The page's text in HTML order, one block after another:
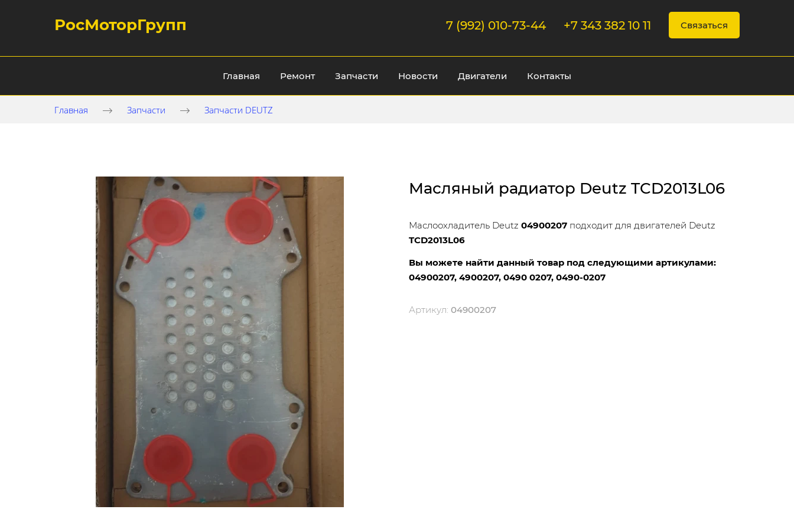
РосМоторГрупп 7 (992) 010-73-44 +7 343 382 10 11 Связаться
Главная Ремонт Запчасти Новости Двигатели Контакты
Главная Запчасти Запчасти DEUTZ
Масляный радиатор Deutz TCD2013L06
Маслоохладитель Deutz 04900207 подходит для двигателей Deutz
TCD2013L06
Вы можете найти данный товар под следующими артикулами:
04900207, 4900207, 0490 0207, 0490-0207
Артикул: 04900207